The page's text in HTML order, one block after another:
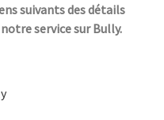
suivants des détails
service sur Bully.